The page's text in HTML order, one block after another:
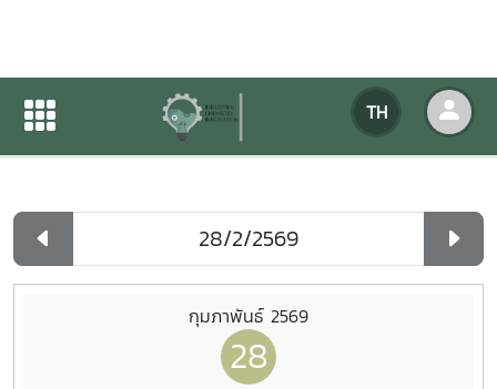
TH
ปฏิทินกิจกรรมของหน่วยงาน
ปฏิทินกิจกรรมของหน่วยงาน
กุมภาพันธ์ 2569
28